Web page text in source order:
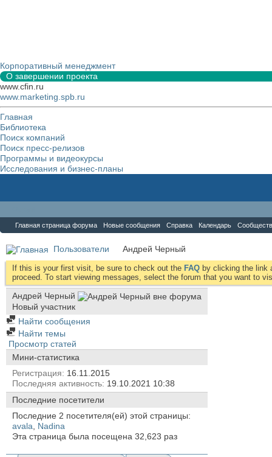
Корпоративный менеджмент
О завершении проекта
www.cfin.ru
www.marketing.spb.ru
Главная
Библиотека
Поиск компаний
Поиск пресс-релизов
Программы и видеокурсы
Исследования и бизнес-планы
Главная страница форума Новые сообщения Справка Календарь
Пользователи Андрей Черный
If this is your first visit, be sure to check out the FAQ by clicking the link
proceed. To start viewing messages, select the forum that you want to
Андрей Черный
Новый участник
Найти сообщения
Найти темы
Просмотр статей
Мини-статистика
Регистрация
16.11.2015
Последняя активность 19.10.2021 10:38
Последние посетители
Последние 2 посетителя(ей) этой страницы:
avala
Nadina
Эта страница была посещена 32,623 раз